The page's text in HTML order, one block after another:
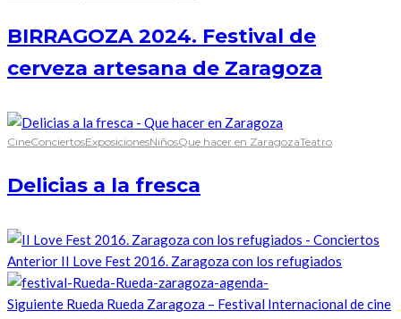
BIRRAGOZA 2024. Festival de
cerveza artesana de Zaragoza
CineConciertosExposicionesNiñosQue hacer en ZaragozaTeatro
Delicias a la fresca
Anterior II Love Fest 2016. Zaragoza con los refugiados
Siguiente Rueda Rueda Zaragoza – Festival Internacional de cine